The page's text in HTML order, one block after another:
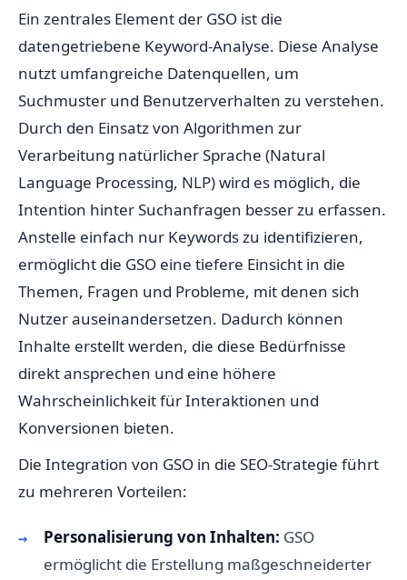
Ein zentrales Element der GSO ist die
datengetriebene Keyword-Analyse. Diese Analyse
nutzt umfangreiche Datenquellen, um
Suchmuster und Benutzerverhalten zu verstehen.
Durch den Einsatz von Algorithmen zur
Verarbeitung natürlicher Sprache (Natural
Language Processing, NLP) wird es möglich, die
Intention hinter Suchanfragen besser zu erfassen.
Anstelle einfach nur Keywords zu identifizieren,
ermöglicht die GSO eine tiefere Einsicht in die
Themen, Fragen und Probleme, mit denen sich
Nutzer auseinandersetzen. Dadurch können
Inhalte erstellt werden, die diese Bedürfnisse
direkt ansprechen und eine höhere
Wahrscheinlichkeit für Interaktionen und
Konversionen bieten.
Die Integration von GSO in die SEO-Strategie führt
zu mehreren Vorteilen:
Personalisierung von Inhalten: GSO
ermöglicht die Erstellung maßgeschneiderter